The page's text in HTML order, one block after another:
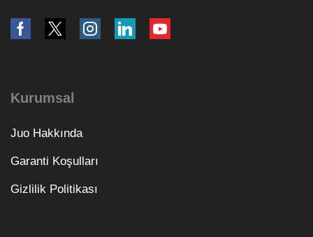
Kurumsal
Juo Hakkında
Garanti Koşulları
Gizlilik Politikası